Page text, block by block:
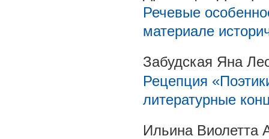
Речевые
материале
Забудская Яна
Рецепция
литературные
Ильина Виолетта